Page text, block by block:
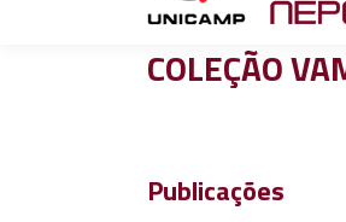
COLEÇÃO
Publicações